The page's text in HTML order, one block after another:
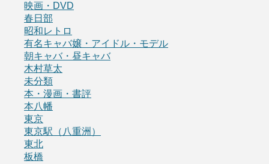
映画・DVD
春日部
昭和レトロ
有名キャバ嬢・アイドル・モデル
朝キャバ・昼キャバ
木村草太
未分類
本・漫画・書評
本八幡
東京
東京駅（八重洲）
東北
板橋